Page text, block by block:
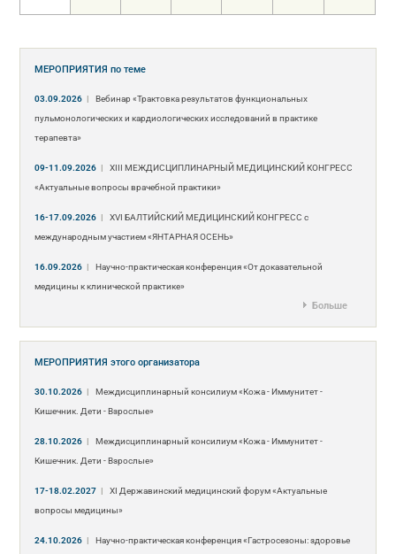
МЕРОПРИЯТИЯпо теме
03.09.2026 |
Вебинар «Трактовка результатов функциональных
пульмонологических и кардиологических исследований в практике
терапевта»
09-11.09.2026 |
ХIII МЕЖДИСЦИПЛИНАРНЫЙ МЕДИЦИНСКИЙ КОНГРЕСС
«Актуальные вопросы врачебной практики»
16-17.09.2026 |
XVI БАЛТИЙСКИЙ МЕДИЦИНСКИЙ КОНГРЕСС с
международным участием «ЯНТАРНАЯ ОСЕНЬ»
16.09.2026 |
Научно-практическая конференция «От доказательной
медицины к клинической практике»
Больше
МЕРОПРИЯТИЯэтого организатора
30.10.2026 |
Междисциплинарный консилиум «Кожа - Иммунитет -
Кишечник. Дети - Взрослые»
28.10.2026 |
Междисциплинарный консилиум «Кожа - Иммунитет -
Кишечник. Дети - Взрослые»
17-18.02.2027 |
XI Державинский медицинский форум «Актуальные
вопросы медицины»
24.10.2026 |
Научно-практическая конференция «Гастросезоны: здоровье